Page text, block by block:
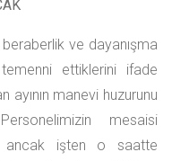
ve dayanışma
temenni ettiklerini ifade
ayının manevi huzurunu
mesaisi
ancak işten o saatte